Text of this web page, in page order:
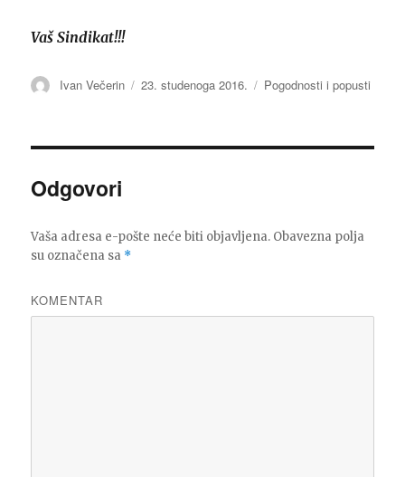
Vaš Sindikat!!!
Autor
Ivan Večerin
Objavljeno
23. studenoga 2016. Kategorije
Pogodnosti i popusti
Odgovori
Vaša adresa e-pošte neće biti objavljena. Obavezna polja
su označena sa *
KOMENTAR